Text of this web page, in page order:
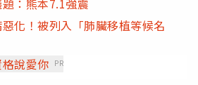
化！被列入「肺臟移植等候名
說愛你 PR